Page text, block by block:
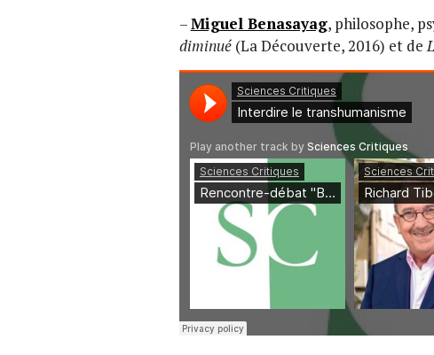
–Miguel Benasayag, philosophe,
diminué(La Découverte, 2016) et de